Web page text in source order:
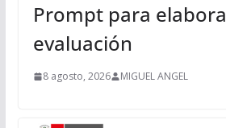
Prompt para
evaluación
8 agosto, 2026 MIGUEL ANGEL